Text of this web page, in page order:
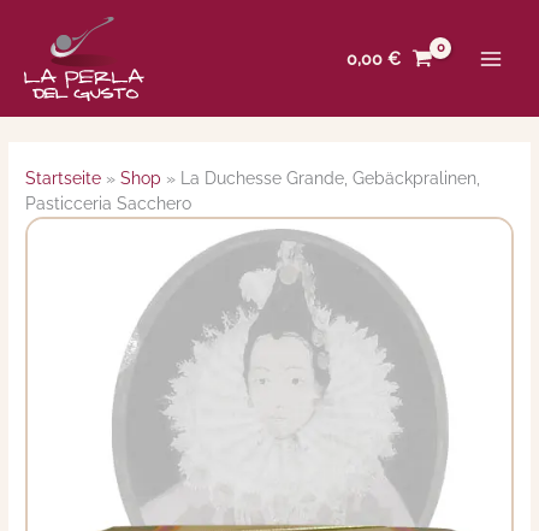
springen
0,00€
Startseite »Shop » La Duchesse Grande, Gebäckpralinen,
Pasticceria Sacchero